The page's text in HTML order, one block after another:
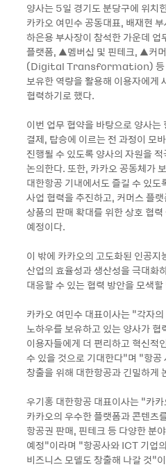
양사는 5일 경기도 분당구에 위치
카카오 여민수 공동대표, 배재현
하은용 부사장이 참석한 가운데
플랫폼, ▲멤버십 및 핀테크, ▲커
(Digital Transformation) 등
보유한 역량을 활용해 이용자에게
협력하기로 했다.
이번 업무 협약을 바탕으로 양사
결제, 탑승에 이르는 전 과정이 모
진행될 수 있도록 양사의 자원을
논의한다. 또한, 카카오 공동체가
대한항공 기내에서도 즐길 수 있
사업 협력을 추진하고, 커머스 플
상품의 판매 확대를 위한 상호 협
예정이다.
이 밖에 카카오의 고도화된 인공
산업의 효율성과 생산성을 극대화
대응할 수 있는 협력 방안을 모색
카카오 여민수 대표이사는 “각자
노하우를 보유하고 있는 양사가 협
이용자들에게 더 편리하고 혁신
수 있을 것으로 기대한다”며 “항공
창출을 위해 대한항공과 긴밀하게
우기홍 대한항공 대표이사는 “카
카카오의 우수한 플랫폼과 콘텐츠
항공권 판매, 핀테크 등 다양한 분
예정”이라며 “항공사와 ICT 기업
비즈니스 모델도 창출해 나갈 것”